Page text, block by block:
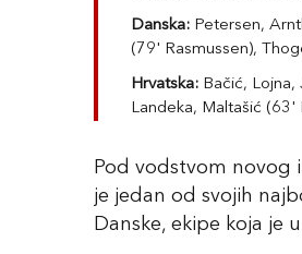
Danska: Petersen,
(79' Rasmussen),
Hrvatska: Bačić,
Landeka, Maltašić (63'
Pod vodstvom novog
je jedan od svojih
Danske, ekipe koja je